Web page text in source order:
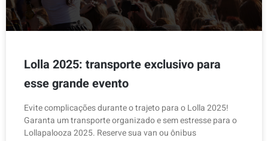
Lolla 2025: transporte exclusivo para
esse grande evento
Evite complicações durante o trajeto para o Lolla 2025!
Garanta um transporte organizado e sem estresse para o
Lollapalooza 2025. Reserve sua van ou ônibus